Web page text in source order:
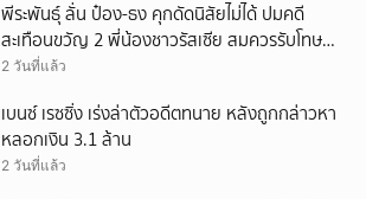
พีระพันธุ์ ลั่น ป๋อง-ธง คุกดัดนิสัยไม่ได้ ปมคดี
สะเทือนขวัญ 2 พี่น้องชาวรัสเซีย สมควรรับโทษ
ต้องประหารเท่านั้น
2 วันที่แล้ว
เบนซ์ เรซซิ่ง เร่งล่าตัวอดีตทนาย หลังถูกกล่าวหา
หลอกเงิน 3.1 ล้าน
2 วันที่แล้ว